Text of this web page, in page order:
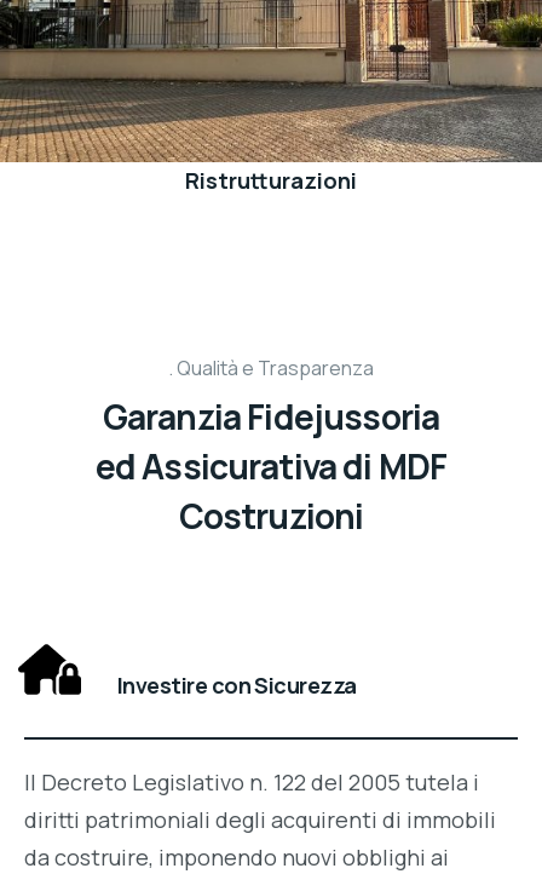
Ristrutturazioni
Qualità e Trasparenza
Garanzia Fidejussoria
ed Assicurativa di MDF
Costruzioni
Investire con Sicurezza
Il Decreto Legislativo n. 122 del 2005 tutela i
diritti patrimoniali degli acquirenti di immobili
da costruire, imponendo nuovi obblighi ai